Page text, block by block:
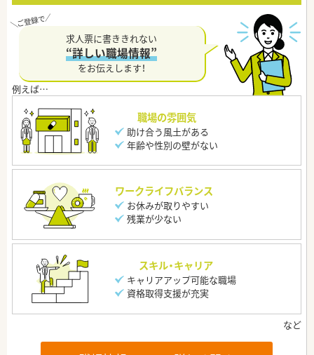
求人票に書ききれない
“詳しい職場情報”
をお伝えします！
職場の雰囲気
助け合う風土がある
年齢や性別の壁がない
ワークライフバランス
お休みが取りやすい
残業が少ない
スキル・キャリア
キャリアアップ可能な職場
資格取得支援が充実